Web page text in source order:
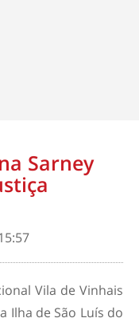
Sarney
Vila de Vinhais
Ilha de São Luís do